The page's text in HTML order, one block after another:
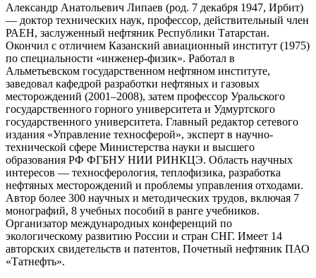
Александр Анатольевич Липаев (род. 7 декабря 1947, Ирбит)
— доктор технических наук, профессор, действительный член
РАЕН, заслуженный нефтяник Республики Татарстан.
Окончил с отличием Казанский авиационный институт (1975)
по специальности «инженер-физик». Работал в
Альметьевском государственном нефтяном институте,
заведовал кафедрой разработки нефтяных и газовых
месторождений (2001–2008), затем профессор Уральского
государственного горного университета и Удмуртского
государственного университета. Главный редактор сетевого
издания «Управление техносферой», эксперт в научно-
технической сфере Министерства науки и высшего
образования РФ ФГБНУ НИИ РИНКЦЭ. Область научных
интересов — техносферология, теплофизика, разработка
нефтяных месторождений и проблемы управления отходами.
Автор более 300 научных и методических трудов, включая 7
монографий, 8 учебных пособий в ранге учебников.
Организатор международных конференций по
экологическому развитию России и стран СНГ. Имеет 14
авторских свидетельств и патентов, Почетный нефтяник ПАО
«Татнефть».